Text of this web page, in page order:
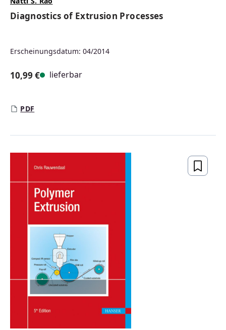
Diagnostics of Extrusion Processes
Erscheinungsdatum: 04/2014
10,99 € lieferbar
PDF